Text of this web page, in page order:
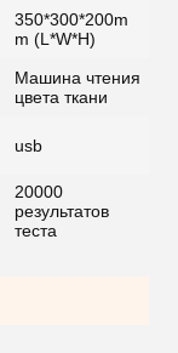
350*300*200m
m (L*W*H)
Машина чтения
цвета ткани
usb
20000
результатов
теста